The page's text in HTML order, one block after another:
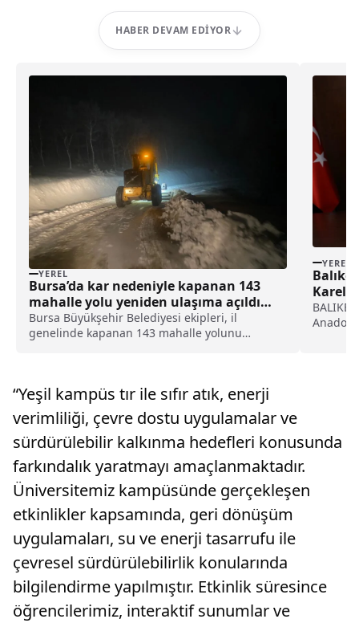
HABER DEVAM EDIYOR
YEREL
Bursa’da kar nedeniyle kapanan 143
mahalle yolu yeniden ulaşıma açıldı
haberi
Bursa Büyükşehir Belediyesi ekipleri, il
genelinde kapanan 143 mahalle yolunu
aksatmaması için yol açma çalışmalarını...
YEREL
Anadolu
“Yeşil kampüs tır ile sıfır atık, enerji
verimliliği, çevre dostu uygulamalar ve
sürdürülebilir kalkınma hedefleri konusunda
farkındalık yaratmayı amaçlanmaktadır.
Üniversitemiz kampüsünde gerçekleşen
etkinlikler kapsamında, geri dönüşüm
uygulamaları, su ve enerji tasarrufu ile
çevresel sürdürülebilirlik konularında
bilgilendirme yapılmıştır. Etkinlik süresince
öğrencilerimiz, interaktif sunumlar ve